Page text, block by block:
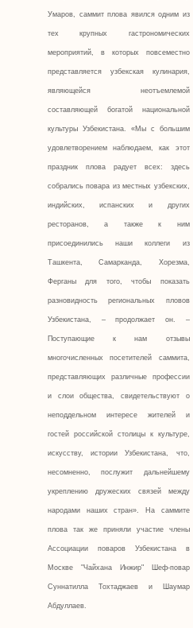
Умаров, саммит плова явился одним из
тех крупных гастрономических
мероприятий, в которых повсеместно
представляется узбекская кулинария,
являющейся неотъемлемой
составляющей богатой национальной
культуры Узбекистана. «Мы с большим
удовлетворением наблюдаем, как этот
праздник плова радует всех: здесь
собрались повара из местных узбекских,
индийских, испанских и других
ресторанов, а также к ним
присоединились наши коллеги из
Ташкента, Самарканда, Хорезма,
Ферганы для того, чтобы показать
разновидность региональных пловов
Узбекистана, – продолжает он. –
Поступающие к нам отзывы
многочисленных посетителей саммита,
представляющих различные профессии
и слои общества, свидетельствуют о
неподдельном интересе жителей и
гостей российской столицы к культуре,
искусству, истории Узбекистана, что,
несомненно, послужит дальнейшему
укреплению дружеских связей между
народами наших стран». На саммите
плова так же приняли участие члены
Ассоциации поваров Узбекистана в
Москве "Чайхана Инжир" Шеф-повар
Суннатилла Тохтаджаев и Шаумар
Абдуллаев.